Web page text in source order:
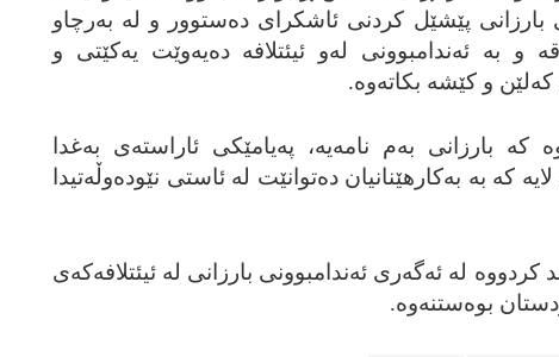
بارزانی پێشێل کردنی ئاشکرای ده‌ستوور و له‌ به‌رچاو
و به‌ ئه‌ندامبوونی له‌و‌ ئیئتلافه‌ ده‌یه‌وێت یه‌کێتی و
و کێشه‌ بکاته‌وه‌.
که‌ بارزانی به‌م نامه‌یه‌، په‌یامێکی ئاراسته‌ی به‌غدا
که‌ به‌ به‌کارهێنانیان ده‌توانێت له‌ ئاستی نێوده‌وڵه‌تیدا
کردووه‌ له‌ ئه‌گه‌ری ئه‌ندامبوونی بارزانی له‌ ئیئتلافه‌که‌ی
بوه‌ستنه‌وه‌.